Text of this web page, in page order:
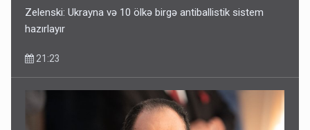
Zelenski: Ukrayna və 10 ölkə birgə antiballistik sistem
hazırlayır
21:23